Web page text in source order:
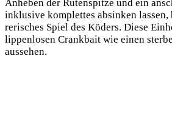
Anhe­ben der Ruten­spit­ze und ein
inklu­si­ve kom­plet­tes absin­ken
re­ri­sches Spiel des Köders. Die­se
lip­pen­lo­sen Crank­bait wie einen
aussehen.